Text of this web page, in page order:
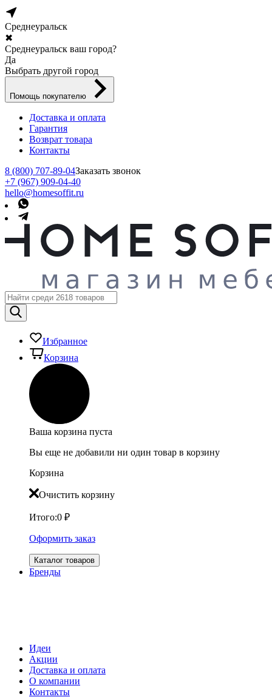
Среднеуральск
✖
Среднеуральск ваш город?
Да
Выбрать другой город
Помощь покупателю
Доставка и оплата
Гарантия
Возврат товара
Контакты
8 (800) 707-89-04Заказать звонок
+7 (967) 909-04-40
hello@homesoffit.ru
Избранное
Корзина
Ваша корзина пуста
Вы еще не добавили ни один товар в корзину
Корзина
Очистить корзину
Итого:0 ₽
Оформить заказ
Каталог товаров
Бренды
Идеи
Акции
Доставка и оплата
О компании
Контакты